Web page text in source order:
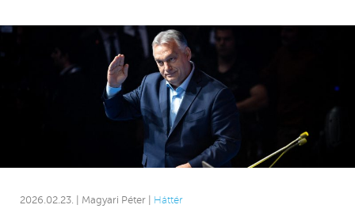
2026.02.23. | Magyari Péter | Háttér